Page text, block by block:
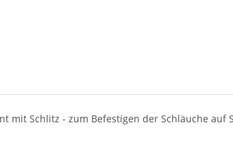
Schlitz - zum Befestigen der Schläuche auf